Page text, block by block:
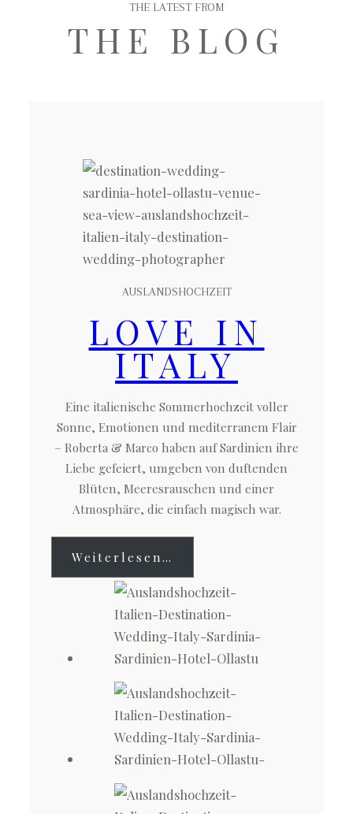
THE LATEST FROM
THE BLOG
AUSLANDSHOCHZEIT
LOVE IN
ITALY
Eine italienische Sommerhochzeit voller
Sonne, Emotionen und mediterranem Flair
– Roberta & Marco haben auf Sardinien ihre
Liebe gefeiert, umgeben von duftenden
Blüten, Meeresrauschen und einer
Atmosphäre, die einfach magisch war.
Weiterlesen…